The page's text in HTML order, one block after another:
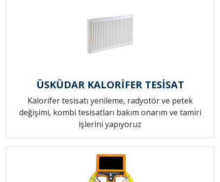
ÜSKÜDAR KALORİFER TESİSAT
Kalorifer tesisatı yenileme, radyotör ve petek
değişimi, kombi tesisatları bakım onarım ve tamiri
işlerini yapıyoruz